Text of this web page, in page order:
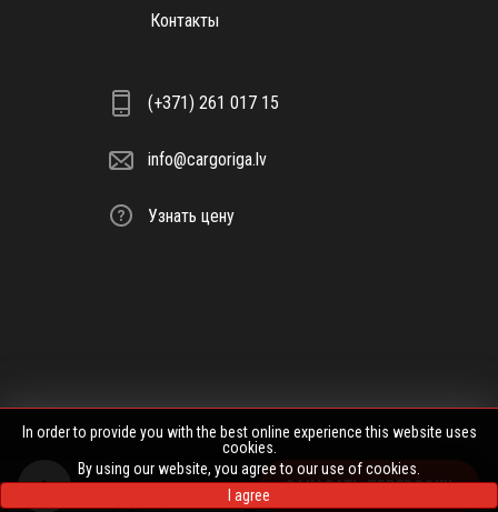
ЗАКАЗАТЬ ПЕРЕВОЗКУ
Контакты
(+371) 261 017 15
info@cargoriga.lv
Узнать цену
Политика конфиденциальности|Пользовательское соглашение
In order to provide you with the best online experience this website uses
cookies.
By using our website, you agree to our use of cookies.
I agree